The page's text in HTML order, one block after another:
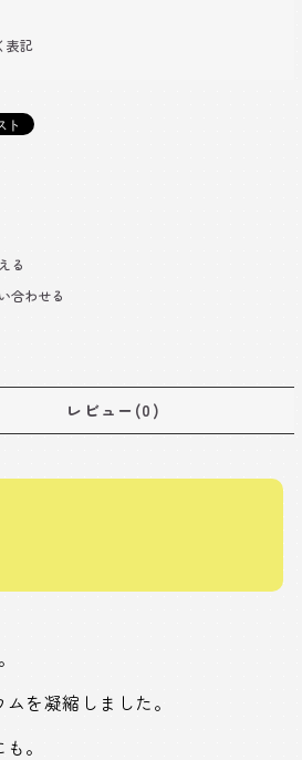
表記
る
合わせる
レビュー(0)
を凝縮しました。
。